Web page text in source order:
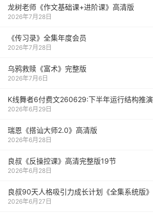
龙树老师《作文基础课+进阶课》高清版
2026年7月28日
《传习录》全集年度会员
2026年7月28日
乌鸦救赎《富术》完整版
2026年7月6日
K线舞者6付费文260629:下半年运行结构推演
2026年6月29日
瑞恩《搭讪大师2.0》高清版
2026年6月28日
良叔《反操控课》高清完整版19节
2026年6月28日
良叔90天人格吸引力成长计划《全集系统版》
2026年6月27日